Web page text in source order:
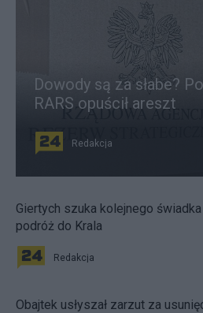
Dowody są za słabe?
RARS opuścił areszt
Redakcja
Giertych szuka kolejnego
podróż do Krala
Redakcja
Obajtek usłyszał zarzut za